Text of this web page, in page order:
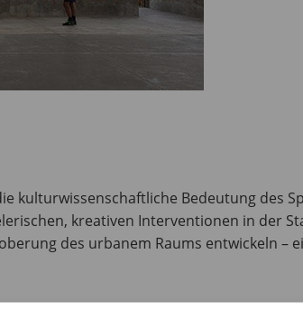
kulturwissenschaftliche Bedeutung des
kreativen Interventionen in der
des urbanem Raums entwickeln –